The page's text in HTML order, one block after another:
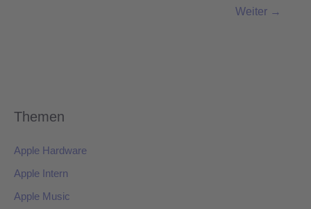
Weiter →
Themen
Apple Hardware
Apple Intern
Apple Music